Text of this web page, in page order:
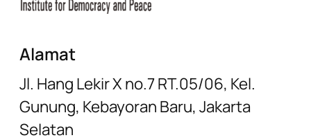
Alamat
Jl. Hang Lekir X no.7 RT.05/06, Kel.
Gunung, Kebayoran Baru, Jakarta
Selatan